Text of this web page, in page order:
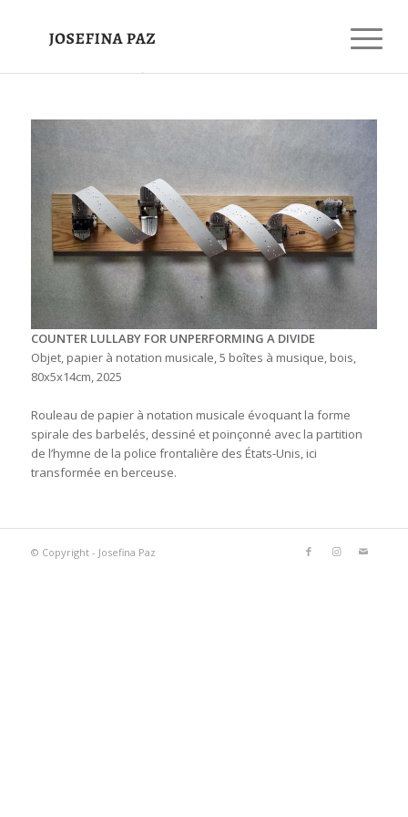
COUNTER LULLABY FOR UNPERFORMING A DIVIDE
Objet, papier à notation musicale, 5 boîtes à musique, bois,
80x5x14cm, 2025
Rouleau de papier à notation musicale évoquant la forme
spirale des barbelés, dessiné et poinçonné avec la partition
de l’hymne de la police frontalière des États-Unis, ici
transformée en berceuse.
© Copyright - Josefina Paz